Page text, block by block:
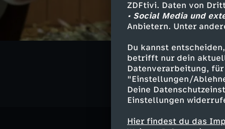
ZDFtivi. Daten von
• Social Media und
Anbietern. Unter
Du kannst
betrifft nur dein
Datenverarbeitung,
"Einstellungen/
Deine
Einstellungen
Hier findest du das
Ähnliche
Abenteuer